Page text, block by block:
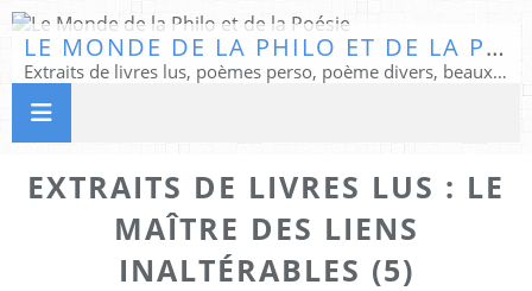
LE MONDE DE LA PHILO ET DE LA POÉSIE
Extraits de livres lus, poèmes perso, poème divers, beaux textes...
EXTRAITS DE LIVRES LUS : LE
MAÎTRE DES LIENS
INALTÉRABLES (5)